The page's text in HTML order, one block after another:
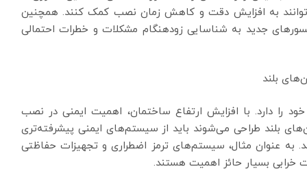
به افزایش دقت و کاهش زمان نصب کمک کنند. همچنین
جدید به شناسایی زودهنگام مشکلات و خطرات احتمالی
بلند
دارد. با افزایش ارتفاع ساختمان، اهمیت ایمنی در نصب
بلند طراحی می‌شوند باید از سیستم‌های ایمنی پیشرفته‌تری
به عنوان مثال، سیستم‌های ترمز اضطراری و تجهیزات حفاظتی
بسیار حائز اهمیت هستند.